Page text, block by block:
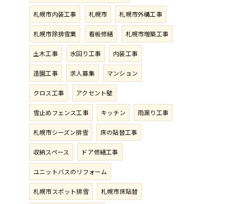
札幌市内装工事 札幌市 札幌市外構工事
札幌市除排雪業 看板修繕 札幌市増築工事
土木工事 水回り工事 内装工事
造園工事 求人募集 マンション
クロス工事 アクセント壁
雪止めフェンス工事 キッチン 雨漏り工事
札幌市シーズン排雪 床の貼替工事
収納スペース ドア修繕工事
ユニットバスのリフォーム
札幌市スポット排雪 札幌市床貼替